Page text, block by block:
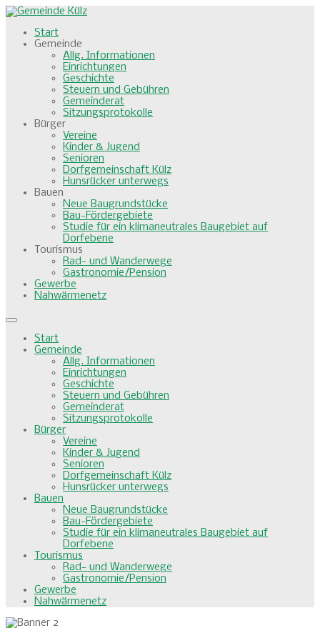
Start
Gemeinde
Allg. Informationen
Einrichtungen
Geschichte
Steuern und Gebühren
Gemeinderat
Sitzungsprotokolle
Bürger
Vereine
Kinder & Jugend
Senioren
Dorfgemeinschaft Külz
Hunsrücker unterwegs
Bauen
Neue Baugrundstücke
Bau-Fördergebiete
Studie für ein klimaneutrales Baugebiet auf
Dorfebene
Tourismus
Rad- und Wanderwege
Gastronomie/Pension
Gewerbe
Nahwärmenetz
Start
Gemeinde
Allg. Informationen
Einrichtungen
Geschichte
Steuern und Gebühren
Gemeinderat
Sitzungsprotokolle
Bürger
Vereine
Kinder & Jugend
Senioren
Dorfgemeinschaft Külz
Hunsrücker unterwegs
Bauen
Neue Baugrundstücke
Bau-Fördergebiete
Studie für ein klimaneutrales Baugebiet auf
Dorfebene
Tourismus
Rad- und Wanderwege
Gastronomie/Pension
Gewerbe
Nahwärmenetz